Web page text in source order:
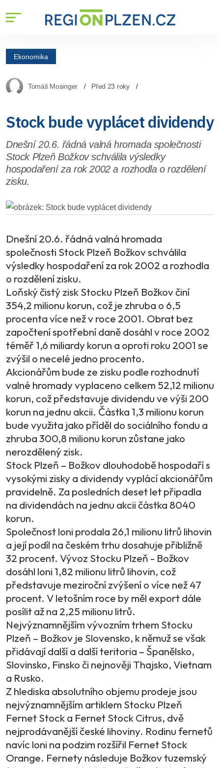
Ekonomika
Tomáš Mosinger Před 23 roky
Stock bude vyplácet dividendy
Dnešní 20.6. řádná valná hromada společnosti
Stock Plzeň Božkov schválila výsledky
hospodaření za rok 2002 a rozhodla o rozdělení
zisku.
Dnešní 20.6. řádná valná hromada
společnosti Stock Plzeň Božkov schválila
výsledky hospodaření za rok 2002 a rozhodla
o rozdělení zisku.
Loňský čistý zisk Stocku Plzeň Božkov činí
354,2 milionu korun, což je zhruba o 6,5
procenta více než v roce 2001. Obrat bez
započtení spotřební daně dosáhl v roce 2002
téměř 1,6 miliardy korun a oproti roku 2001 se
zvýšil o necelé jedno procento.
Akcionářům bude ze zisku podle rozhodnutí
valné hromady vyplaceno celkem 52,12 milionu
korun, což představuje dividendu ve výši 200
korun na jednu akcii. Částka 1,3 milionu korun
bude využita jako příděl do sociálního fondu a
zhruba 300,8 milionu korun zůstane jako
nerozdělený zisk.
Stock Plzeň – Božkov dlouhodobě hospodaří s
vysokými zisky a dividendy vyplácí akcionářům
pravidelně. Za posledních deset let připadla
na dividendách na jednu akcii částka 8040
korun.
Společnost loni prodala 26,1 milionu litrů lihovin
a její podíl na českém trhu dosahuje přibližně
32 procent. Vývoz Stocku Plzeň - Božkov
dosáhl loni 1,82 milionu litrů lihovin, což
představuje meziroční zvýšení o více než 47
procent. V letošním roce by měl export dále
posílit až na 2,25 milionu litrů.
Nejvýznamnějším vývozním trhem Stocku
Plzeň – Božkov je Slovensko, k němuž se však
přidávají další a další teritoria – Španělsko,
Slovinsko, Finsko či nejnověji Thajsko, Vietnam
a Rusko.
Z hlediska absolutního objemu prodeje jsou
nejvýznamnějším artiklem Stocku Plzeň
Fernet Stock a Fernet Stock Citrus, dvě
nejprodávanější české lihoviny. Rodinu fernetů
navíc loni na podzim rozšířil Fernet Stock
Orange. Fernety následuje Božkov tuzemský